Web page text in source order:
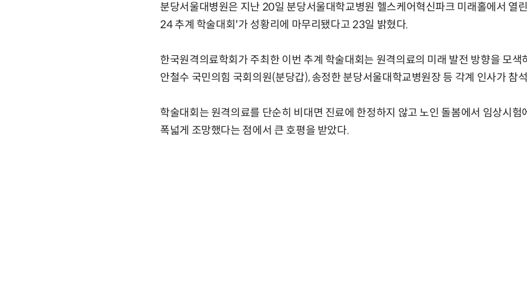
분당서울대병원은 지난 20일 분당서울대학교병원 헬스케어혁신파크 미래홀에서 열
24 추계 학술대회'가 성황리에 마무리됐다고 23일 밝혔다.
한국원격의료학회가 주최한 이번 추계 학술대회는 원격의료의 미래 발전 방향을 모색
안철수 국민의힘 국회의원(분당갑), 송정한 분당서울대학교병원장 등 각계 인사가 참
학술대회는 원격의료를 단순히 비대면 진료에 한정하지 않고 노인 돌봄에서 임상시험
폭넓게 조망했다는 점에서 큰 호평을 받았다.